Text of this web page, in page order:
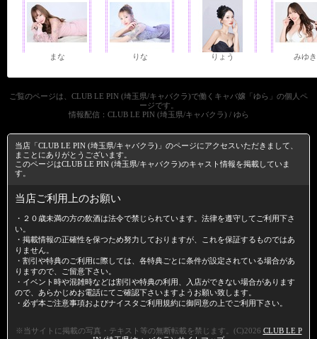
まな りな りょう みゆき
ご覧のページは、CLUB LE PIN (埼玉県/キャバクラ)で働くキャバ嬢「ゆら」の個人ペ
ージです。
情報配信：CLUB LE PIN (埼玉県/キャバクラ) / ゆら
当店「CLUB LE PIN (埼玉県/キャバクラ)」のページにアクセスいただきまして、
まことにありがとうございます。
このページはCLUB LE PIN (埼玉県/キャバクラ)のキャスト情報を掲載していま
す。
当店ご利用上のお願い
・２０歳未満の方の飲酒は法令で禁じられています。法律を遵守してご利用下さ
い。
・掲載情報の正確性を保つため努力しておりますが、これを保証するものではあ
りません。
・割引や特典のご利用に際しては、各特典ごとに条件が設定されている場合があ
りますので、ご留意下さい。
・イベント時や混雑時などは割引や特典の利用、入店ができない場合があります
ので、あらかじめお電話にてご確認下さいますようお願い致します。
・必ず本ご注意事項およびナイスタご利用規約に御同意の上でご利用下さい。
※当サイトに掲載の写真・テキスト等の無断転載を禁じます。(C)2026 CLUB LE P